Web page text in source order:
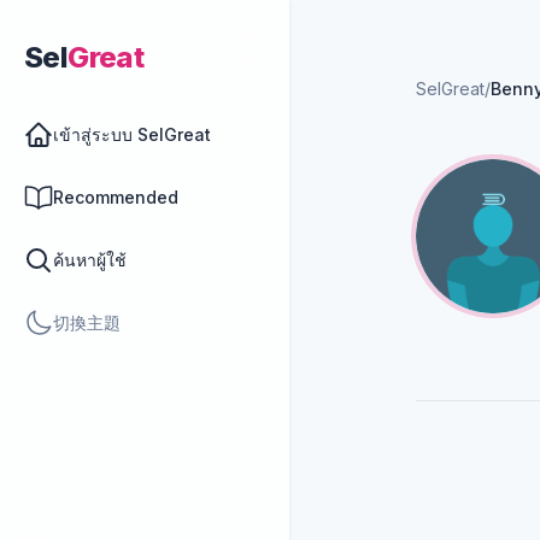
SelGreat
เข้าสู่ระบบ SelGreat
Recommended
ค้นหาผู้ใช้
切換主題
SelGreat/